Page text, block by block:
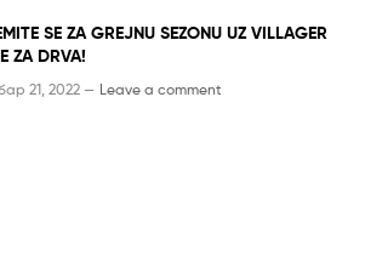
SE ZA GREJNU SEZONU UZ VILLAGER
ZA DRVA!
21, 2022 — Leave a comment